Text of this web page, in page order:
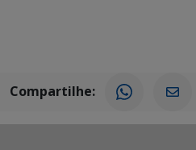
Compartilhe: